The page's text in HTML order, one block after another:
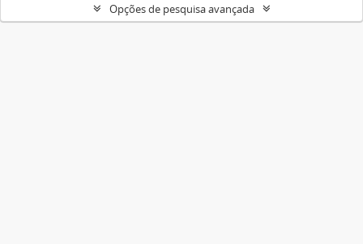
Opções de pesquisa avançada